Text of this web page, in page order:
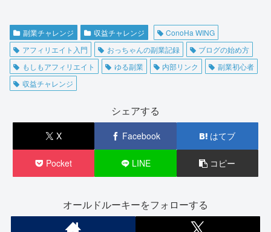
副業チャレンジ 収益チャレンジ
ConoHa WING
アフィリエイト入門
おっちゃんの副業記録
ブログの始め方
もしもアフィリエイト
ゆる副業 内部リンク
副業初心者
収益チャレンジ
シェアする
X Facebook はてブ
Pocket LINE コピー
オールドルーキーをフォローする